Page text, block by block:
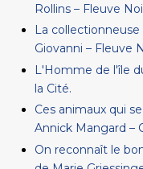
Rollins – Fleuve
La
Giovanni – Fleuve
L'Homme de l'île
la Cité.
Ces animaux qui
Annick Mangard –
On reconnaît le